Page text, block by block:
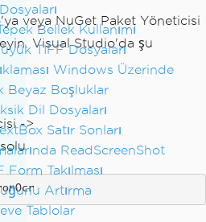
Bellek Kullanımı
TIFF Dosyaları
Windows Üzerinde
Beyaz Boşluklar
Dil Dosyaları
Satır Sonları
ReadScreenShot
Takılması
Artırma
Tablolar
veya NuGet Paket Yöneticisi
Visual Studio'da şu
->